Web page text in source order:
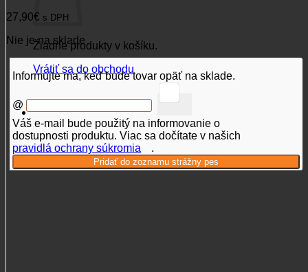
Žiadne produkty v košíku.
Vrátiť sa do obchodu
27,90€ s DPH
Nie je na sklade
Informujte ma, keď bude tovar opäť na sklade.
@
Váš e-mail bude použitý na informovanie o
dostupnosti produktu. Viac sa dočítate v našich
pravidlá ochrany súkromia
.